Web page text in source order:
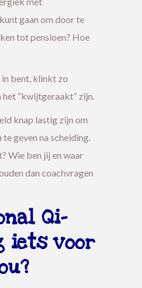
gaan om door te
tot pensioen? Hoe
in bent, klinkt zo
het “kwijtgeraakt” zijn.
knap lastig zijn om
te geven na scheiding.
Wie ben jij en waar
dan coachvragen
Qi-
iets voor